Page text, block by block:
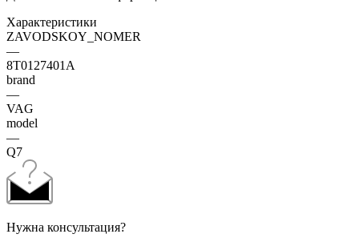
Характеристики
ZAVODSKOY_NOMER
—
8T0127401A
brand
—
VAG
model
—
Q7
Нужна консультация?